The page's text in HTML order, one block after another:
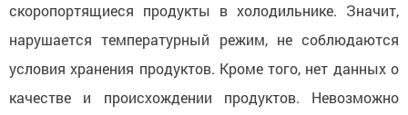
скоропортящиеся продукты в холодильнике. Значит,
нарушается температурный режим, не соблюдаются
условия хранения продуктов. Кроме того, нет данных о
качестве и происхождении продуктов. Невозможно